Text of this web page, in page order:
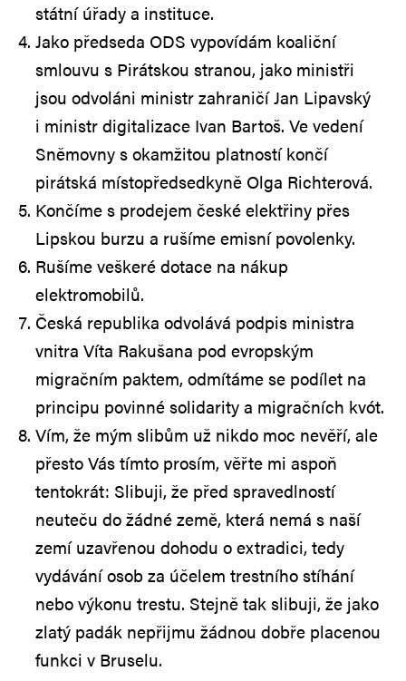
státní úřady a instituce.
Jako předseda ODS vypovídám koaliční
smlouvu s Pirátskou stranou, jako ministři
jsou odvoláni ministr zahraničí Jan Lipavský
i ministr digitalizace Ivan Bartoš. Ve vedení
Sněmovny s okamžitou platností končí
pirátská místopředsedkyně Olga Richterová.
Končíme s prodejem české elektřiny přes
Lipskou burzu a rušíme emisní povolenky.
Rušíme veškeré dotace na nákup
elektromobilů.
Česká republika odvolává podpis ministra
vnitra Víta Rakušana pod evropským
migračním paktem, odmítáme se podílet na
principu povinné solidarity a migračních kvót.
Vím, že mým slibům už nikdo moc nevěří, ale
přesto Vás tímto prosím, věřte mi aspoň
tentokrát: Slibuji, že před spravedlností
neuteču do žádné země, která nemá s naší
zemí uzavřenou dohodu o extradici, tedy
vydávání osob za účelem trestního stíhání
nebo výkonu trestu. Stejně tak slibuji, že jako
zlatý padák nepřijmu žádnou dobře placenou
funkci v Bruselu.